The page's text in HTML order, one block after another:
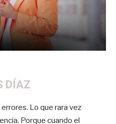
DÍAZ
Lo que rara vez
Porque cuando el